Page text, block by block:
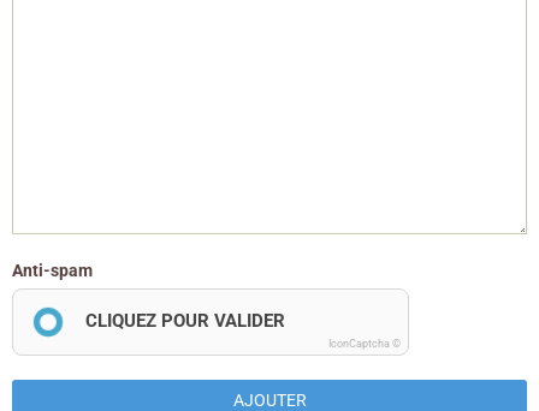
Anti-spam
CLIQUEZ POUR VALIDER
IconCaptcha ©
AJOUTER